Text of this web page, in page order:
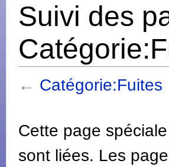
Suivi des
← Catégorie:Fuites
Cette page
sont liées. Les